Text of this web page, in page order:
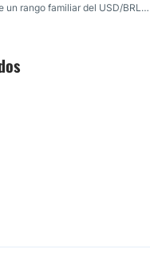
un rango familiar del USD/BRL.
de Brasil y unas elecciones
rango familiar del USD/BRL.